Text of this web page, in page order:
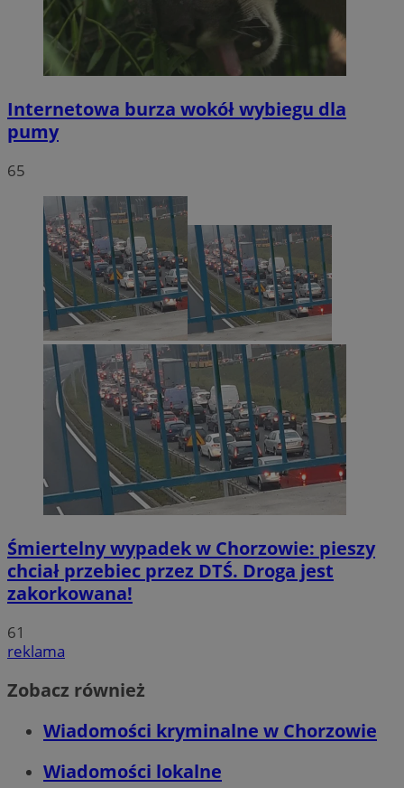
Internetowa burza wokół wybiegu dla
pumy
65
Śmiertelny wypadek w Chorzowie: pieszy
chciał przebiec przez DTŚ. Droga jest
zakorkowana!
61
reklama
Zobacz również
Wiadomości kryminalne w Chorzowie
Wiadomości lokalne